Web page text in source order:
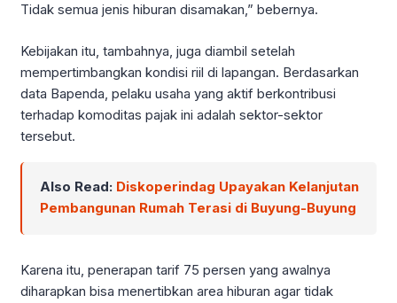
Tidak semua jenis hiburan disamakan,” bebernya.
Kebijakan itu, tambahnya, juga diambil setelah
mempertimbangkan kondisi riil di lapangan. Berdasarkan
data Bapenda, pelaku usaha yang aktif berkontribusi
terhadap komoditas pajak ini adalah sektor-sektor
tersebut.
Also Read: Diskoperindag Upayakan Kelanjutan
Pembangunan Rumah Terasi di Buyung-Buyung
Karena itu, penerapan tarif 75 persen yang awalnya
diharapkan bisa menertibkan area hiburan agar tidak